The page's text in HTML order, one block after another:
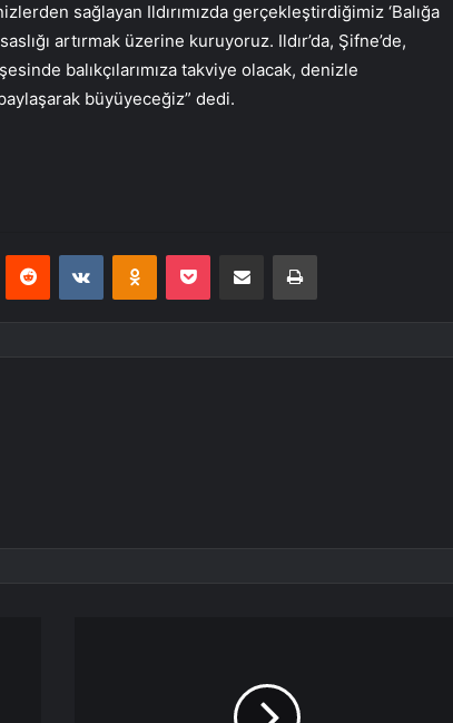
sağlayan Ildırımızda gerçekleştirdiğimiz ‘Balığa
artırmak üzerine kuruyoruz. Ildır’da, Şifne’de,
balıkçılarımıza takviye olacak, denizle
büyüyeceğiz” dedi.
Reddit VKontakteOdnoklassniki
Pocket E-Posta ile paylaş Yazdır